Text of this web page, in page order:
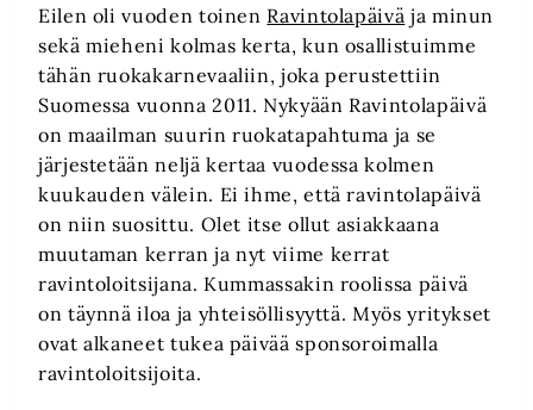
Eilen oli vuoden toinen Ravintolapäivä ja minun
sekä mieheni kolmas kerta, kun osallistuimme
tähän ruokakarnevaaliin, joka perustettiin
Suomessa vuonna 2011. Nykyään Ravintolapäivä
on maailman suurin ruokatapahtuma ja se
järjestetään neljä kertaa vuodessa kolmen
kuukauden välein. Ei ihme, että ravintolapäivä
on niin suosittu. Olet itse ollut asiakkaana
muutaman kerran ja nyt viime kerrat
ravintoloitsijana. Kummassakin roolissa päivä
on täynnä iloa ja yhteisöllisyyttä. Myös yritykset
ovat alkaneet tukea päivää sponsoroimalla
ravintoloitsijoita.